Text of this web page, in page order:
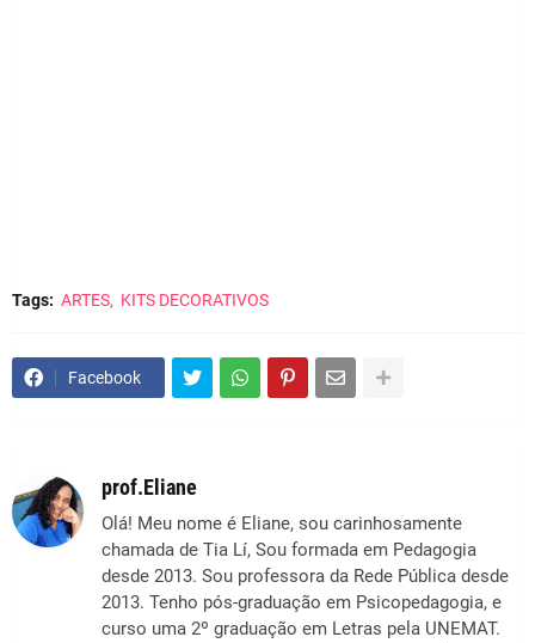
Tags: ARTES KITS DECORATIVOS
Facebook
prof.Eliane
Olá! Meu nome é Eliane, sou carinhosamente
chamada de Tia Lí, Sou formada em Pedagogia
desde 2013. Sou professora da Rede Pública desde
2013. Tenho pós-graduação em Psicopedagogia, e
curso uma 2º graduação em Letras pela UNEMAT.